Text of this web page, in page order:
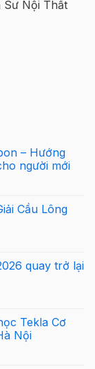
Sư Nội Thất
– Hướng
người mới
Cầu Lông
quay trở lại
Tekla Cơ
Nội